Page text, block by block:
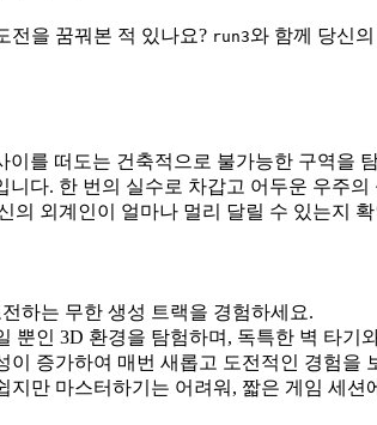
전을 꿈꿔본 적 있나요? run3와 함께 당신
를 떠도는 건축적으로 불가능한 구역을
다. 한 번의 실수로 차갑고 어두운 우주
의 외계인이 얼마나 멀리 달릴 수 있는지
하는 무한 생성 트랙을 경험하세요.
뿐인 3D 환경을 탐험하며, 독특한 벽 타기
이 증가하여 매번 새롭고 도전적인 경험을
지만 마스터하기는 어려워, 짧은 게임 세션